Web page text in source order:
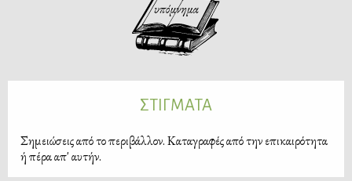
ΣΤΙΓΜΑΤΑ
Σημειώσεις από το περιβάλλον. Καταγραφές από την επικαιρότητα
ή πέρα απ' αυτήν.